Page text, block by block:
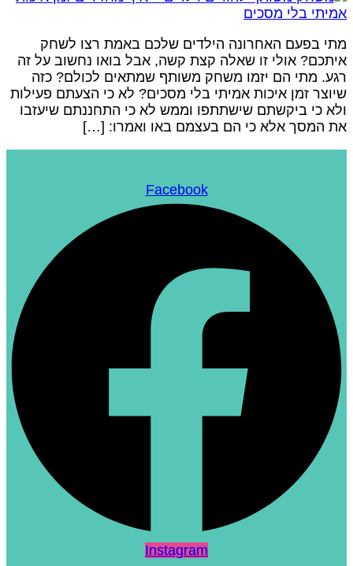
בפעם האחרונה הילדים שלכם באמת רצו לשחק
אולי זו שאלה קצת קשה, אבל בואו נחשוב על זה
מתי הם יזמו משחק משותף שמתאים לכולם? כזה
זמן איכות אמיתי בלי מסכים? לא כי הצעתם פעילות
כי ביקשתם שישתתפו וממש לא כי התחננתם שיעזבו
המסך אלא כי הם בעצמם באו ואמרו: […]
Facebook
Instagram